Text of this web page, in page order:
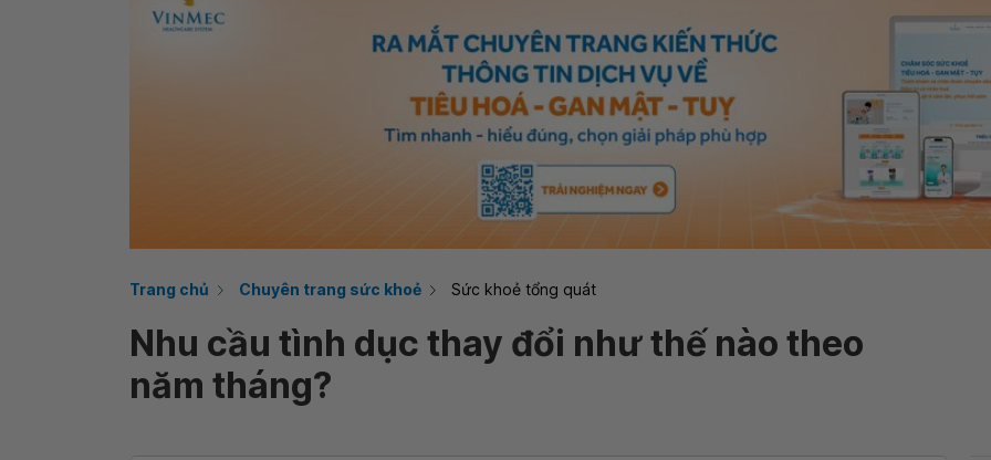
Trang chủ Chuyên trang sức khoẻ Sức khoẻ tổng quát
Nhu cầu tình dục thay đổi như thế nào theo
năm tháng?